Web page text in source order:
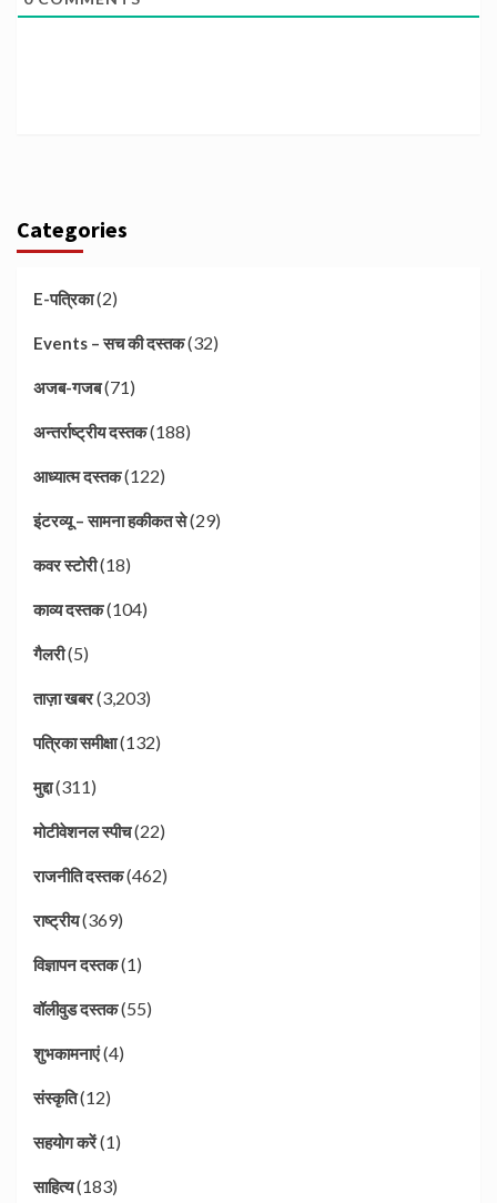
Categories
E-पत्रिका(2)
Events – सच की दस्तक(32)
अजब-गजब(71)
अन्तर्राष्ट्रीय दस्तक(188)
आध्यात्म दस्तक(122)
इंटरव्यू – सामना हकीकत से(29)
कवर स्टोरी(18)
काव्य दस्तक(104)
गैलरी(5)
ताज़ा खबर(3,203)
पत्रिका समीक्षा(132)
मुद्दा(311)
मोटीवेशनल स्पीच(22)
राजनीति दस्तक(462)
राष्ट्रीय(369)
विज्ञापन दस्तक(1)
वॉलीवुड दस्तक(55)
शुभकामनाएं(4)
संस्कृति(12)
सहयोग करें(1)
साहित्य(183)